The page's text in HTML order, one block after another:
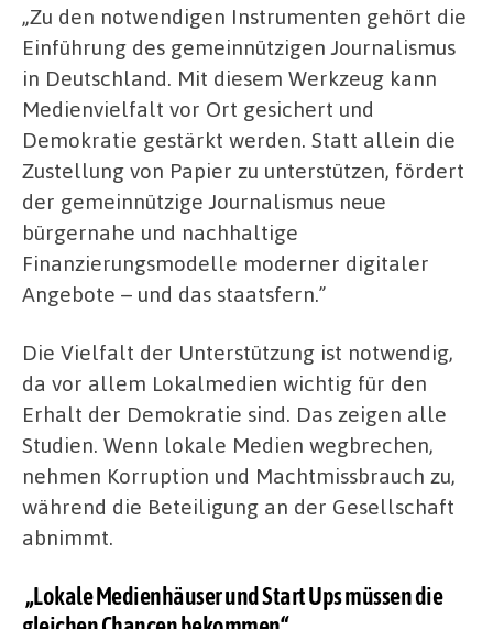
„Zu den notwendigen Instrumenten gehört die
Einführung des gemeinnützigen Journalismus
in Deutschland. Mit diesem Werkzeug kann
Medienvielfalt vor Ort gesichert und
Demokratie gestärkt werden. Statt allein die
Zustellung von Papier zu unterstützen, fördert
der gemeinnützige Journalismus neue
bürgernahe und nachhaltige
Finanzierungsmodelle moderner digitaler
Angebote – und das staatsfern.”
Die Vielfalt der Unterstützung ist notwendig,
da vor allem Lokalmedien wichtig für den
Erhalt der Demokratie sind. Das zeigen alle
Studien. Wenn lokale Medien wegbrechen,
nehmen Korruption und Machtmissbrauch zu,
während die Beteiligung an der Gesellschaft
abnimmt.
„Lokale Medienhäuser und Start Ups müssen die